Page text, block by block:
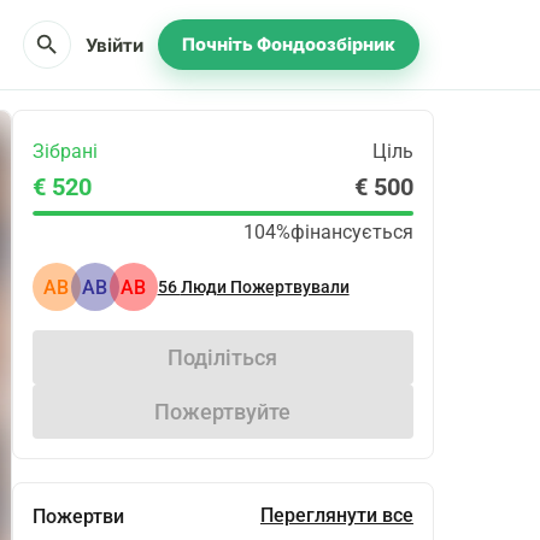
search Увійти Почніть Фондоозбірник
Зібрані Ціль
€ 520 € 500
104%фінансується
АВ АВ АВ 56Люди Пожертвували
Поділіться
Пожертвуйте
Пожертви Переглянути все